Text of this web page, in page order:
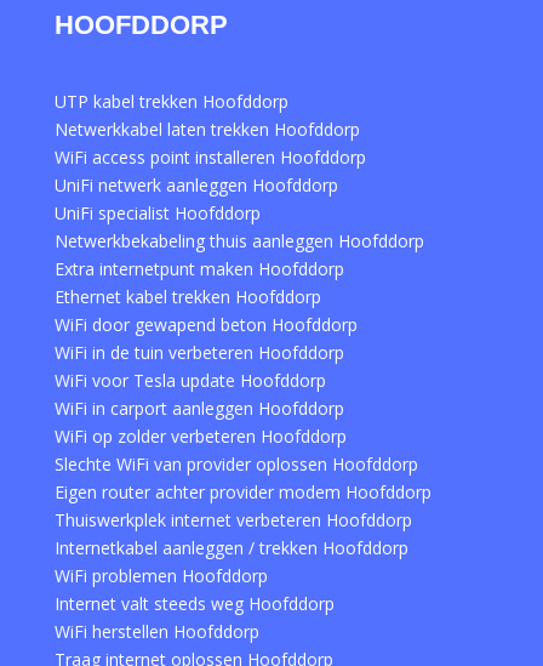
HOOFDDORP
UTP kabel trekken Hoofddorp
Netwerkkabel laten trekken Hoofddorp
WiFi access point installeren Hoofddorp
UniFi netwerk aanleggen Hoofddorp
UniFi specialist Hoofddorp
Netwerkbekabeling thuis aanleggen Hoofddorp
Extra internetpunt maken Hoofddorp
Ethernet kabel trekken Hoofddorp
WiFi door gewapend beton Hoofddorp
WiFi in de tuin verbeteren Hoofddorp
WiFi voor Tesla update Hoofddorp
WiFi in carport aanleggen Hoofddorp
WiFi op zolder verbeteren Hoofddorp
Slechte WiFi van provider oplossen Hoofddorp
Eigen router achter provider modem Hoofddorp
Thuiswerkplek internet verbeteren Hoofddorp
Internetkabel aanleggen / trekken Hoofddorp
WiFi problemen Hoofddorp
Internet valt steeds weg Hoofddorp
WiFi herstellen Hoofddorp
Traag internet oplossen Hoofddorp